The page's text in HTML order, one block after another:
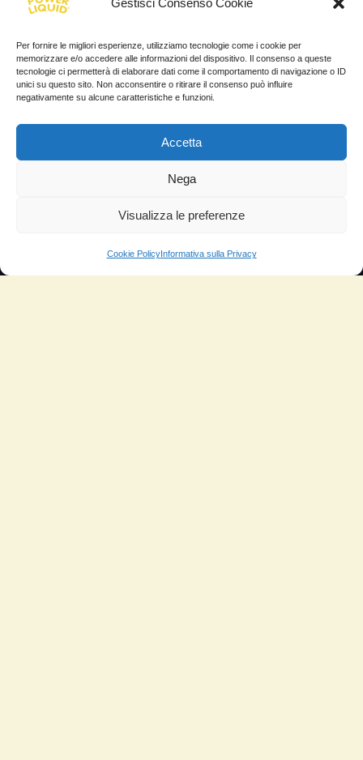
Gestisci Consenso Cookie
Per fornire le migliori esperienze, utilizziamo tecnologie come i cookie per
memorizzare e/o accedere alle informazioni del dispositivo. Il consenso a queste
tecnologie ci permetterà di elaborare dati come il comportamento di navigazione o ID
unici su questo sito. Non acconsentire o ritirare il consenso può influire
negativamente su alcune caratteristiche e funzioni.
Accetta
Nega
Visualizza le preferenze
Cookie PolicyInformativa sulla Privacy
TESTIMONIANZE
Molto soddisfatti
Risparmio di carburante
Minor consumo di olio
Riduzione della rumorosità